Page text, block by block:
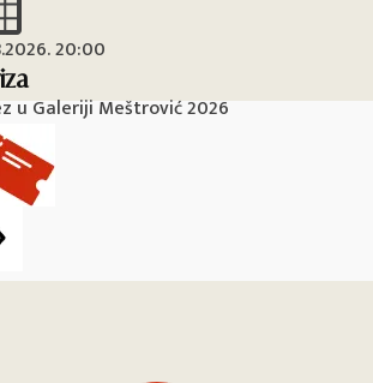
20:00
u Galeriji Meštrović 2026